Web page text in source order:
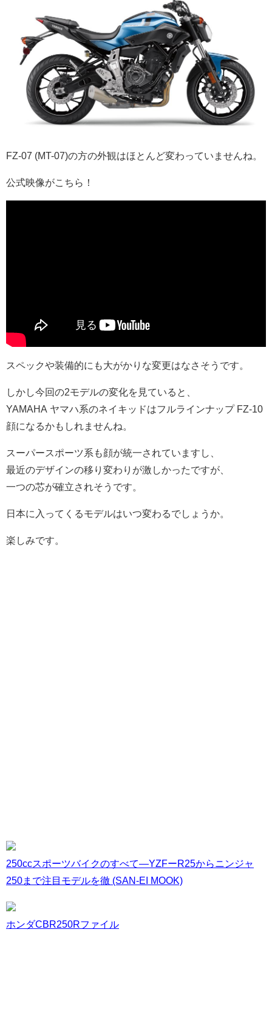
FZ-07 (MT-07)の方の外観はほとんど変わっていませんね。
公式映像がこちら！
スペックや装備的にも大がかりな変更はなさそうです。
しかし今回の2モデルの変化を見ていると、
YAMAHA ヤマハ系のネイキッドはフルラインナップ FZ-10
顔になるかもしれませんね。
スーパースポーツ系も顔が統一されていますし、
最近のデザインの移り変わりが激しかったですが、
一つの芯が確立されそうです。
日本に入ってくるモデルはいつ変わるでしょうか。
楽しみです。
250ccスポーツバイクのすべて―YZFーR25からニンジャ
250まで注目モデルを徹 (SAN-EI MOOK)
ホンダCBR250Rファイル